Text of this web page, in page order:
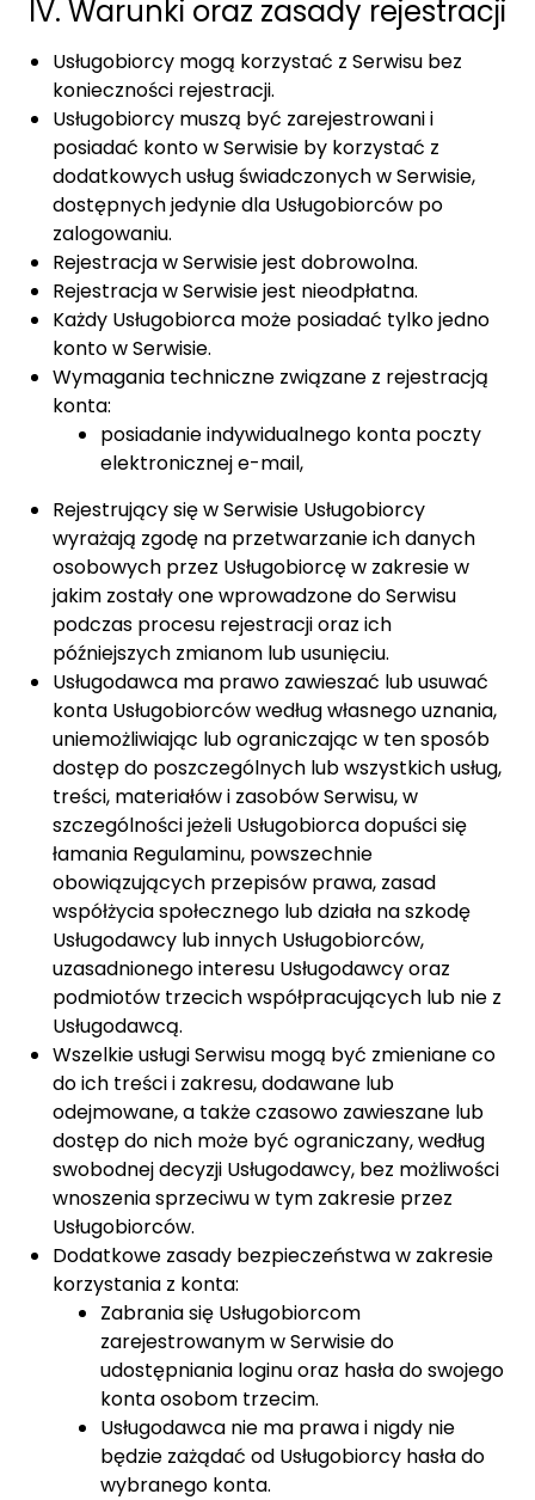
IV. Warunki oraz zasady rejestracji
Usługobiorcy mogą korzystać z Serwisu bez
konieczności rejestracji.
Usługobiorcy muszą być zarejestrowani i
posiadać konto w Serwisie by korzystać z
dodatkowych usług świadczonych w Serwisie,
dostępnych jedynie dla Usługobiorców po
zalogowaniu.
Rejestracja w Serwisie jest dobrowolna.
Rejestracja w Serwisie jest nieodpłatna.
Każdy Usługobiorca może posiadać tylko jedno
konto w Serwisie.
Wymagania techniczne związane z rejestracją
konta:
posiadanie indywidualnego konta poczty
elektronicznej e-mail,
Rejestrujący się w Serwisie Usługobiorcy
wyrażają zgodę na przetwarzanie ich danych
osobowych przez Usługobiorcę w zakresie w
jakim zostały one wprowadzone do Serwisu
podczas procesu rejestracji oraz ich
późniejszych zmianom lub usunięciu.
Usługodawca ma prawo zawieszać lub usuwać
konta Usługobiorców według własnego uznania,
uniemożliwiając lub ograniczając w ten sposób
dostęp do poszczególnych lub wszystkich usług,
treści, materiałów i zasobów Serwisu, w
szczególności jeżeli Usługobiorca dopuści się
łamania Regulaminu, powszechnie
obowiązujących przepisów prawa, zasad
współżycia społecznego lub działa na szkodę
Usługodawcy lub innych Usługobiorców,
uzasadnionego interesu Usługodawcy oraz
podmiotów trzecich współpracujących lub nie z
Usługodawcą.
Wszelkie usługi Serwisu mogą być zmieniane co
do ich treści i zakresu, dodawane lub
odejmowane, a także czasowo zawieszane lub
dostęp do nich może być ograniczany, według
swobodnej decyzji Usługodawcy, bez możliwości
wnoszenia sprzeciwu w tym zakresie przez
Usługobiorców.
Dodatkowe zasady bezpieczeństwa w zakresie
korzystania z konta:
Zabrania się Usługobiorcom
zarejestrowanym w Serwisie do
udostępniania loginu oraz hasła do swojego
konta osobom trzecim.
Usługodawca nie ma prawa i nigdy nie
będzie zażądać od Usługobiorcy hasła do
wybranego konta.